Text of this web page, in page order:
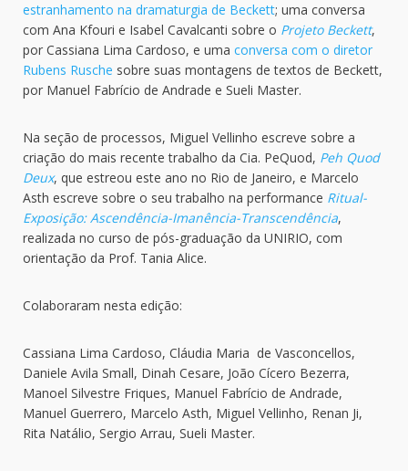
estranhamento na dramaturgia de Beckett; uma conversa
com Ana Kfouri e Isabel Cavalcanti sobre o Projeto Beckett,
por Cassiana Lima Cardoso, e uma conversa com o diretor
Rubens Rusche sobre suas montagens de textos de Beckett,
por Manuel Fabrício de Andrade e Sueli Master.
Na seção de processos, Miguel Vellinho escreve sobre a
criação do mais recente trabalho da Cia. PeQuod, Peh Quod
Deux, que estreou este ano no Rio de Janeiro, e Marcelo
Asth escreve sobre o seu trabalho na performance Ritual-
Exposição: Ascendência-Imanência-Transcendência,
realizada no curso de pós-graduação da UNIRIO, com
orientação da Prof. Tania Alice.
Colaboraram nesta edição:
Cassiana Lima Cardoso, Cláudia Maria de Vasconcellos,
Daniele Avila Small, Dinah Cesare, João Cícero Bezerra,
Manoel Silvestre Friques, Manuel Fabrício de Andrade,
Manuel Guerrero, Marcelo Asth, Miguel Vellinho, Renan Ji,
Rita Natálio, Sergio Arrau, Sueli Master.